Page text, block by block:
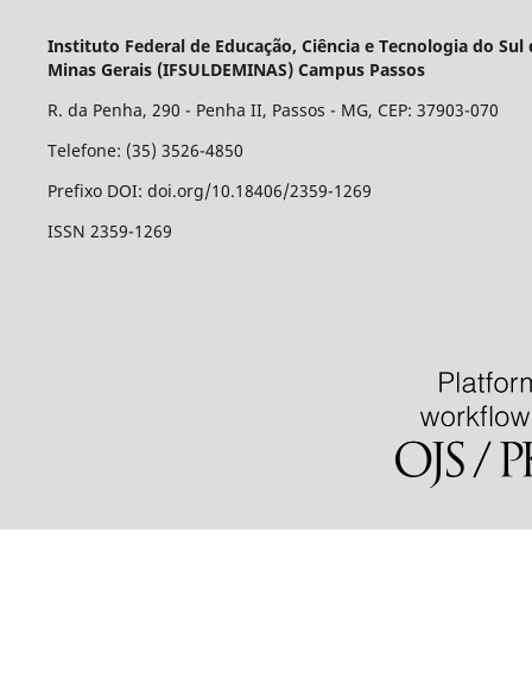
Instituto Federal de Educação, Ciência e Tecnologia do Sul
Minas Gerais (IFSULDEMINAS) Campus Passos
R. da Penha, 290 - Penha II, Passos - MG, CEP: 37903-070
Telefone: (35) 3526-4850
Prefixo DOI: doi.org/10.18406/2359-1269
ISSN 2359-1269